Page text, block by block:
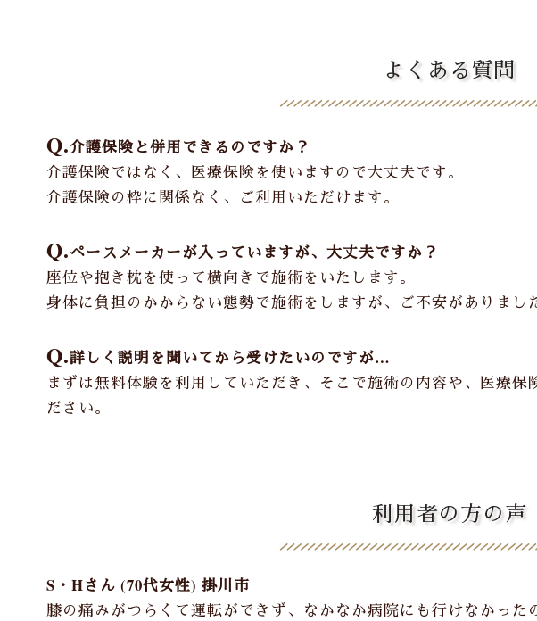
よくある質問
Q.介護保険と併用できるのですか？
介護保険ではなく、医療保険を使いますので大丈夫です。
介護保険の枠に関係なく、ご利用いただけます。
Q.ペースメーカーが入っていますが、大丈夫ですか？
座位や抱き枕を使って横向きで施術をいたします。
身体に負担のかからない態勢で施術をしますが、ご不安がありまし
Q.詳しく説明を聞いてから受けたいのですが…
まずは無料体験を利用していただき、そこで施術の内容や、医療保
ださい。
利用者の方の声
S・Hさん (70代女性) 掛川市
膝の痛みがつらくて運転ができず、なかなか病院にも行けなかっ